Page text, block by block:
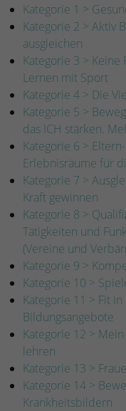
Kategorie 1 >
Kategorie 2 > Aktiv
ausgleichen
Kategorie 3 > Keine
Lernen mit Sport
Kategorie 4 > Die
Kategorie 5 >
das ICH stärken.
Kategorie 6 >
Erlebnisräume für
Kategorie 7 >
Kraft gewinnen
Kategorie 8 >
Tätigkeiten und
(Vereine und
Kategorie 9 >
Kategorie 10 >
Kategorie 11 > Fit
Bildungsangebote
Kategorie 12 >
lehren
Kategorie 13 >
Kategorie 14 >
Krankheitsbildern